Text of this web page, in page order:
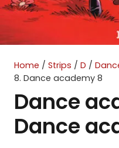
Home / Strips / D /
8. Dance academy 8
Dance
Dance